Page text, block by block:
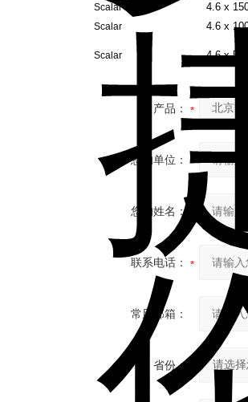
Scalar 4.6 x
Scalar 4.6 x
Scalar 4.6 x 50
产品：
您的单位：
您的姓名：
联系电话：
常用邮箱：
省份：